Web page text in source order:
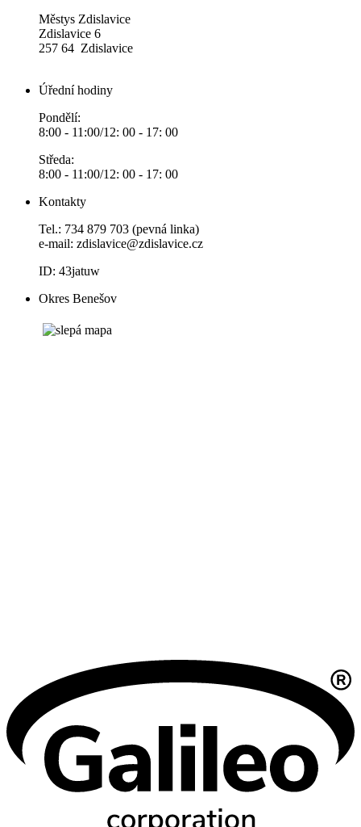
Městys Zdislavice
Zdislavice 6
257 64 Zdislavice
Úřední hodiny
Pondělí:
8:00 - 11:00/12: 00 - 17: 00
Středa:
8:00 - 11:00/12: 00 - 17: 00
Kontakty
Tel.: 734 879 703 (pevná linka)
e-mail: zdislavice@zdislavice.cz
ID: 43jatuw
Okres Benešov